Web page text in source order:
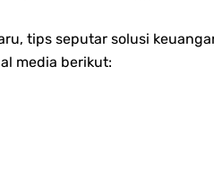
tips seputar solusi
media berikut: